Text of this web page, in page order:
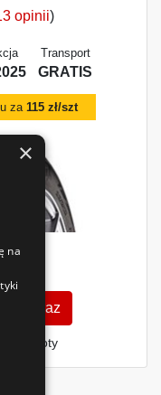
opinii)
Transport
GRATIS
za 115 zł/szt
Kup teraz
i floty
×
na